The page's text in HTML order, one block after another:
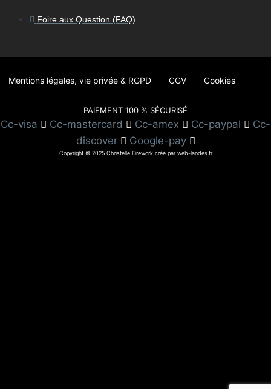
Foire aux Question (FAQ)
Mentions légales, vie privée & RGPD CGV Cookies
PAIEMENT 100 % SÉCURISÉ
Cc-visa Cc-mastercard Cc-amex Cc-paypal
Cc-
discover
Google-pay
Copyright © 2025 Christelle Firework crée par web-landes.fr